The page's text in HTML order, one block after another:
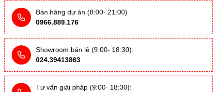
Bán hàng dự án (8:00- 21:00)
0966.889.176
Showroom bán lẻ (9:00- 18:30):
024.39413863
Tư vấn giải pháp (9:00- 18:30):